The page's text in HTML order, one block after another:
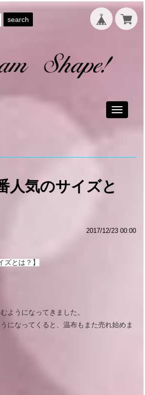
search
Toggle
気のサイズと
2017/12/23 00:00
ズとは？】
ようになってきました。
になってくると、温布もまた売れ始めま